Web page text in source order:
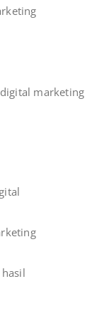
marketing